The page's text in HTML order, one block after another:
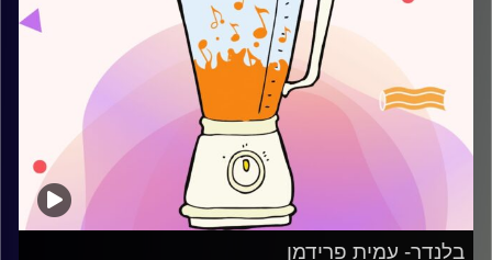
בלנדר- עמית פרידמן